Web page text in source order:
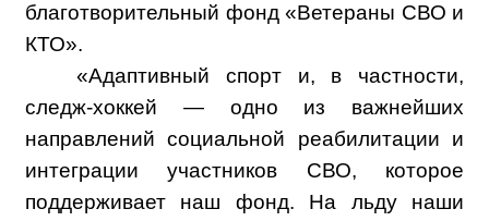
благотворительный фонд «Ветераны СВО и
КТО».
«Адаптивный спорт и, в частности,
следж-хоккей — одно из важнейших
направлений социальной реабилитации и
интеграции участников СВО, которое
поддерживает наш фонд. На льду наши